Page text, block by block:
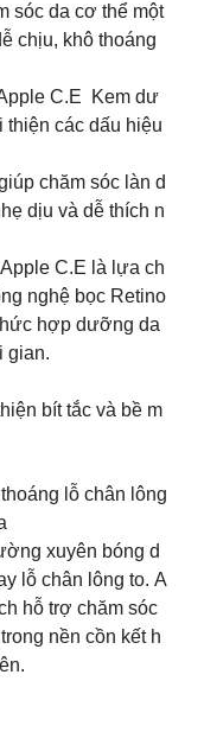
sóc da cơ thể một
chịu, khô thoáng
C.E Kem dư
thiện các dấu hiệu
chăm sóc làn d
dịu và dễ thích n
C.E là lựa ch
nghệ bọc Retino
hợp dưỡng da
gian.
bít tắc và bề m
lỗ chân lông
xuyên bóng d
lỗ chân lông to. A
hỗ trợ chăm sóc
nền cồn kết h